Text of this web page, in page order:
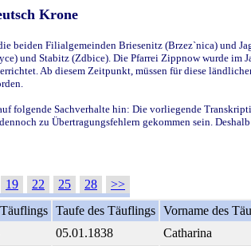
Krone
beiden Filialgemeinden Briesenitz (Brzez`nica) und
und Stabitz (Zdbice). Die Pfarrei Zippnow wurde
Ab diesem Zeitpunkt, müssen für diese
folgende Sachverhalte hin: Die vorliegende
zu Übertragungsfehlern gekommen sein.
19 22 25 28
>>
Taufe des Täuflings Vorname des
05.01.1838 Catharina